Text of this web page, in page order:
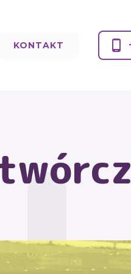
KONTAKT